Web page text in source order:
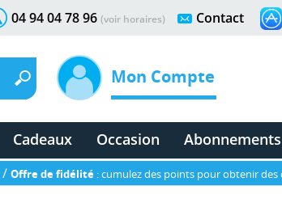
Contact
04 94 04 78 96 (voir horaires)
Mon Compte
Cadeaux Occasion Abonnements
/ Offre de fidélité : cumulez des points pour obtenir des